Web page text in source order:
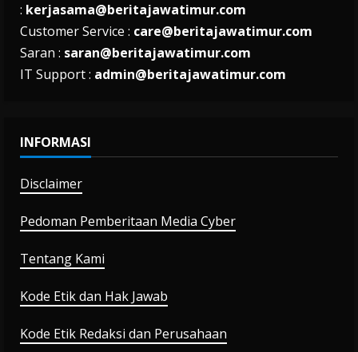
: kerjasama@beritajawatimur.com
Customer Service : care@beritajawatimur.com
Saran : saran@beritajawatimur.com
IT Support : admin@beritajawatimur.com
INFORMASI
Disclaimer
Pedoman Pemberitaan Media Cyber
Tentang Kami
Kode Etik dan Hak Jawab
Kode Etik Redaksi dan Perusahaan